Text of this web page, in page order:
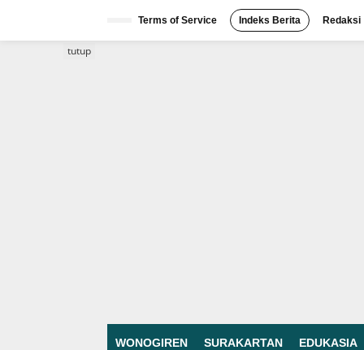
Terms of Service Indeks Berita Redaksi
WONOGIREN SURAKARTAN EDUKASIA
tutup